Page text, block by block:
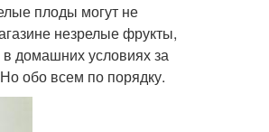
плоды могут не
незрелые фрукты,
в домашних условиях за
обо всем по порядку.